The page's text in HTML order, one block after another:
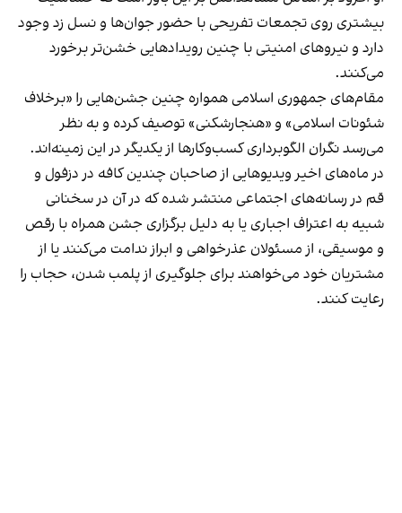
بیشتری روی تجمعات تفریحی با حضور جوان‌ها و نسل زد وجود
دارد و نیروهای امنیتی با چنین رویدادهایی خشن‌تر برخورد
می‌کنند.
مقام‌های جمهوری اسلامی همواره چنین جشن‌هایی را «برخلاف
شئونات اسلامی» و «هنجارشکنی» توصیف کرده و به نظر
می‌رسد نگران الگوبرداری کسب‌وکارها از یکدیگر در این زمینه‌اند.
در ماه‌های اخیر ویدیوهایی از صاحبان چندین کافه در دزفول و
قم در رسانه‌های اجتماعی منتشر شده که در آن در سخنانی
شبیه به اعتراف اجباری یا به دلیل برگزاری جشن همراه با رقص
و موسیقی، از مسئولان عذرخواهی و ابراز ندامت می‌کنند یا از
مشتریان خود می‌خواهند برای جلوگیری از پلمب شدن، حجاب را
رعایت کنند.